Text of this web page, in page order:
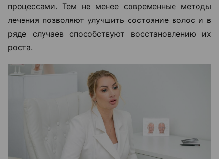
процессами. Тем не менее современные методы
лечения позволяют улучшить состояние волос и в
ряде случаев способствуют восстановлению их
роста.